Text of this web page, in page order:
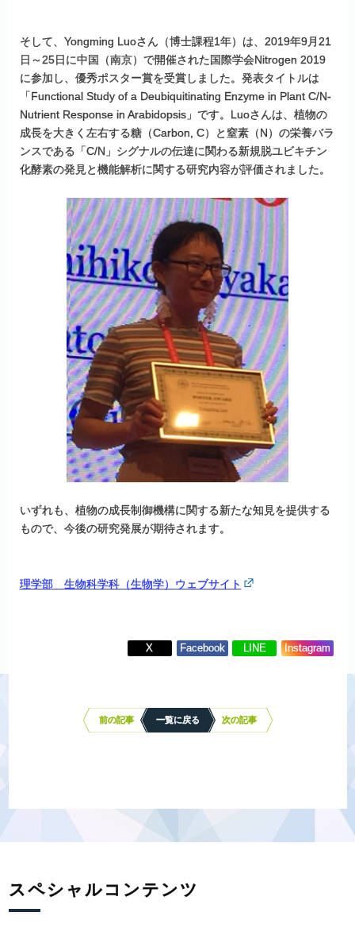
そして、Yongming Luoさん（博士課程1年）は、2019年9月21
日～25日に中国（南京）で開催された国際学会Nitrogen 2019
に参加し、優秀ポスター賞を受賞しました。発表タイトルは
「Functional Study of a Deubiquitinating Enzyme in Plant C/N-
Nutrient Response in Arabidopsis」です。Luoさんは、植物の
成長を大きく左右する糖（Carbon, C）と窒素（N）の栄養バラ
ンスである「C/N」シグナルの伝達に関わる新規脱ユビキチン
化酵素の発見と機能解析に関する研究内容が評価されました。
いずれも、植物の成長制御機構に関する新たな知見を提供する
もので、今後の研究発展が期待されます。
理学部 生物科学科（生物学）ウェブサイト
X Facebook LINE Instagram
前の記事 一覧に戻る 次の記事
スペシャルコンテンツ